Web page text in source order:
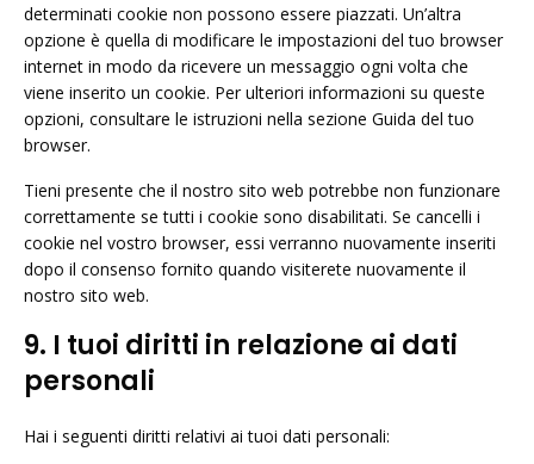
determinati cookie non possono essere piazzati. Un’altra
opzione è quella di modificare le impostazioni del tuo browser
internet in modo da ricevere un messaggio ogni volta che
viene inserito un cookie. Per ulteriori informazioni su queste
opzioni, consultare le istruzioni nella sezione Guida del tuo
browser.
Tieni presente che il nostro sito web potrebbe non funzionare
correttamente se tutti i cookie sono disabilitati. Se cancelli i
cookie nel vostro browser, essi verranno nuovamente inseriti
dopo il consenso fornito quando visiterete nuovamente il
nostro sito web.
9. I tuoi diritti in relazione ai dati
personali
Hai i seguenti diritti relativi ai tuoi dati personali: